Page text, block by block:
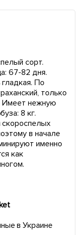
сорт.
67-82 дня.
По
только
Имеет нежную
8 кг.
в начале
именно
как
в Украине